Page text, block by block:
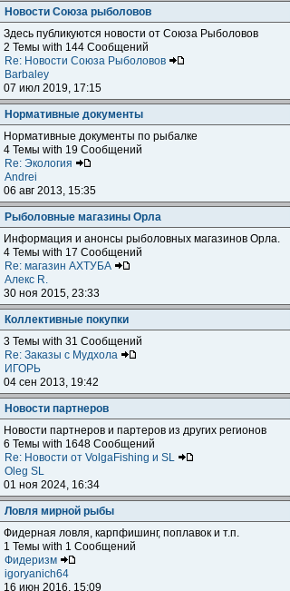
Новости Союза рыболовов
Здесь публикуются новости от Союза Рыболовов
2 Темы with 144 Сообщений
Re: Новости Союза Рыболовов
Barbaley
07 июл 2019, 17:15
Нормативные документы
Нормативные документы по рыбалке
4 Темы with 19 Сообщений
Re: Экология
Andrei
06 авг 2013, 15:35
Рыболовные магазины Орла
Информация и анонсы рыболовных магазинов Орла.
4 Темы with 17 Сообщений
Re: магазин АХТУБА
Алекс R.
30 ноя 2015, 23:33
Коллективные покупки
3 Темы with 31 Сообщений
Re: Заказы с Мудхола
ИГОРЬ
04 сен 2013, 19:42
Новости партнеров
Новости партнеров и партеров из других регионов
6 Темы with 1648 Сообщений
Re: Новости от VolgaFishing и SL
Oleg SL
01 ноя 2024, 16:34
Ловля мирной рыбы
Фидерная ловля, карпфишинг, поплавок и т.п.
1 Темы with 1 Сообщений
Фидеризм
igoryanich64
16 июн 2016, 15:09